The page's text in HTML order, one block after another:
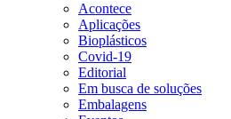
Acontece
Aplicações
Bioplásticos
Covid-19
Editorial
Em busca de soluções
Embalagens